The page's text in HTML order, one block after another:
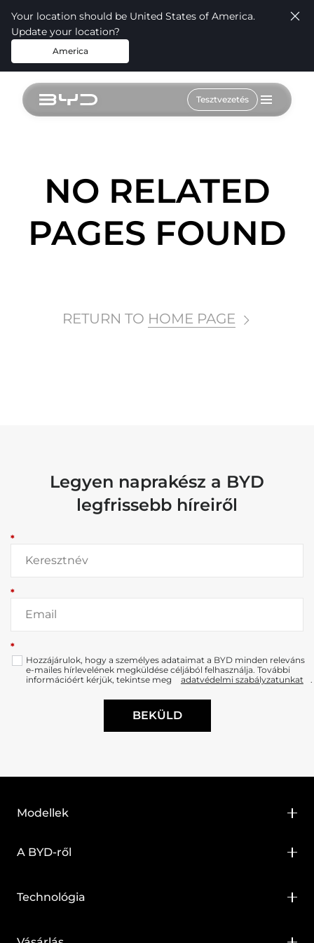
Your location should be United States of America.
Update your location?
America
Tesztvezetés
NO RELATED
PAGES FOUND
RETURN TO HOME PAGE
Legyen naprakész a BYD
legfrissebb híreiről
*
*
*
Hozzájárulok, hogy a személyes adataimat a BYD minden releváns
e-mailes hírlevelének megküldése céljából felhasználja. További
információért kérjük, tekintse meg
adatvédelmi szabályzatunkat .
BEKÜLD
Modellek
BYD DOLPHIN
BYD SEAL
A BYD-ről
Technológia